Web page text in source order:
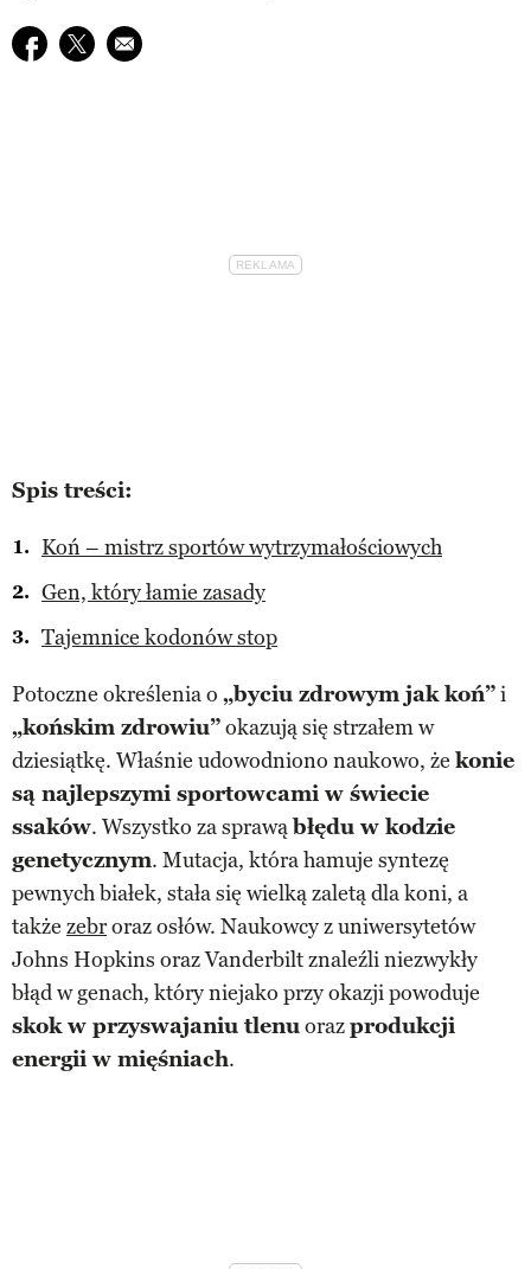
Udostępnij na facebook
Udostępnij na twitter
E-mail do przyjaciela
Spis treści:
Koń – mistrz sportów wytrzymałościowych
Gen, który łamie zasady
Tajemnice kodonów stop
Potoczne określenia o „byciu zdrowym jak koń”i
„końskim zdrowiu”okazują się strzałem w
dziesiątkę. Właśnie udowodniono naukowo, że konie
są najlepszymi sportowcami w świecie
ssaków. Wszystko za sprawąbłędu w kodzie
genetycznym. Mutacja, która hamuje syntezę
pewnych białek, stała się wielką zaletą dla koni, a
także zebroraz osłów. Naukowcy z uniwersytetów
Johns Hopkins oraz Vanderbilt znaleźli niezwykły
błąd w genach, który niejako przy okazji powoduje
skok w przyswajaniu tlenuorazprodukcji
energii w mięśniach.